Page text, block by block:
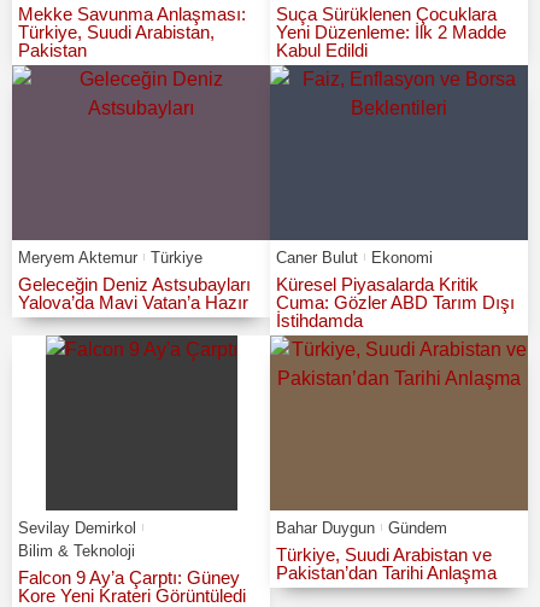
Mekke Savunma Anlaşması:
Türkiye, Suudi Arabistan,
Pakistan
Suça Sürüklenen Çocuklara
Yeni Düzenleme: İlk 2 Madde
Kabul Edildi
Meryem Aktemur Türkiye
Geleceğin Deniz Astsubayları
Yalova’da Mavi Vatan’a Hazır
Caner Bulut Ekonomi
Küresel Piyasalarda Kritik
Cuma: Gözler ABD Tarım Dışı
İstihdamda
Sevilay Demirkol
Bilim & Teknoloji
Falcon 9 Ay’a Çarptı: Güney
Kore Yeni Krateri Görüntüledi
Bahar Duygun Gündem
Türkiye, Suudi Arabistan ve
Pakistan’dan Tarihi Anlaşma